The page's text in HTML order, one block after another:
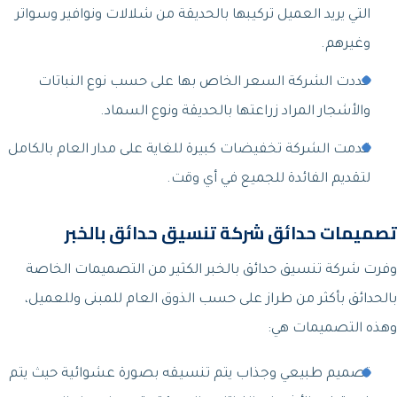
التي يريد العميل تركيبها بالحديقة من شلالات ونوافير وسواتر
وغيرهم.
حددت الشركة السعر الخاص بها على حسب نوع النباتات
والأشجار المراد زراعتها بالحديقة ونوع السماد.
قدمت الشركة تخفيضات كبيرة للغاية على مدار العام بالكامل
لتقديم الفائدة للجميع في أي وقت.
تصميمات حدائق شركة تنسيق حدائق بالخبر
وفرت شركة تنسيق حدائق بالخبر الكثير من التصميمات الخاصة
بالحدائق بأكثر من طراز على حسب الذوق العام للمبنى وللعميل،
وهذه التصميمات هي:
تصميم طبيعي وجذاب يتم تنسيقه بصورة عشوائية حيث يتم